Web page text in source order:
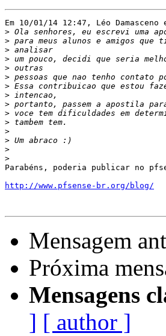
Em 10/01/14 12:47, Léo Damasceno
>
>
>
>
>
>
>
>
>
>
>
>
>
>
>
Parabéns, poderia publicar no
http://www.pfsense-br.org/blog/
Mensagem
Próxima
Mensagens
] [ author ]